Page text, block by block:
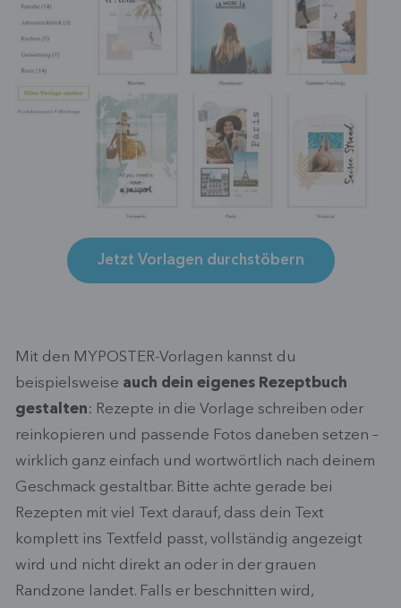
Jetzt Vorlagen durchstöbern
Mit den MYPOSTER-Vorlagen kannst du
beispielsweise auch dein eigenes Rezeptbuch
gestalten: Rezepte in die Vorlage schreiben oder
reinkopieren und passende Fotos daneben setzen –
wirklich ganz einfach und wortwörtlich nach deinem
Geschmack gestaltbar. Bitte achte gerade bei
Rezepten mit viel Text darauf, dass dein Text
komplett ins Textfeld passt, vollständig angezeigt
wird und nicht direkt an oder in der grauen
Randzone landet. Falls er beschnitten wird,